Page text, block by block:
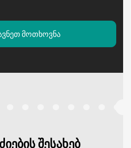
მოთხოვნა
შესახებ